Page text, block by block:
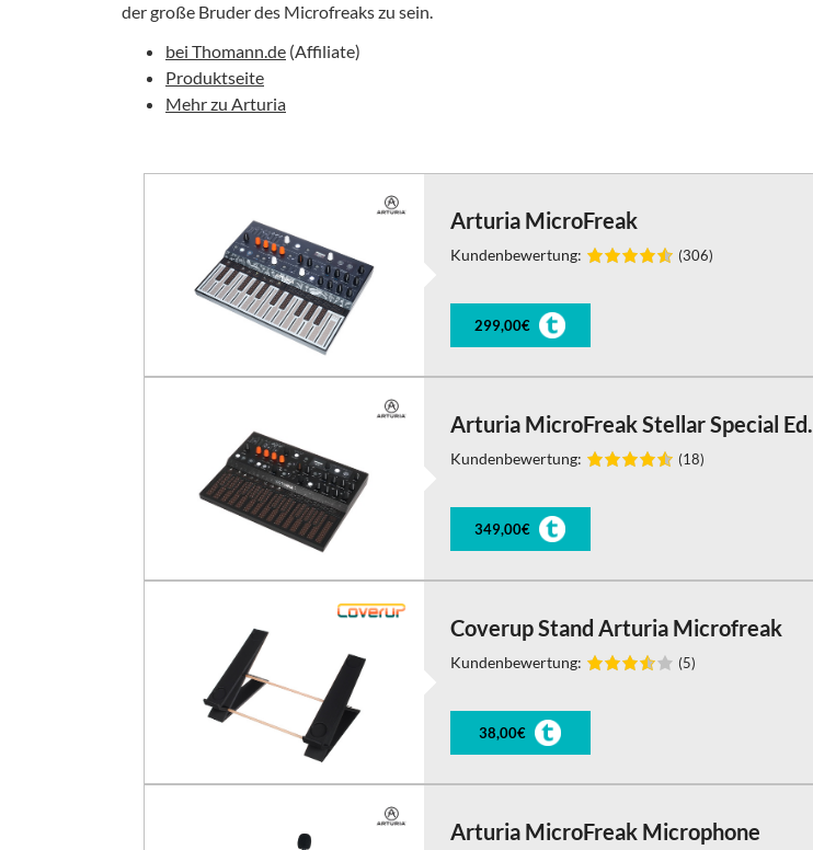
der große Bruder des Microfreaks zu sein.
bei Thomann.de (Affiliate)
Produktseite
Mehr zu Arturia
Arturia MicroFreak
Kundenbewertung: (306)
299,00€
Arturia MicroFreak Stellar Special Ed.
Kundenbewertung: (18)
349,00€
Coverup Stand Arturia Microfreak
Kundenbewertung: (5)
38,00€
Arturia MicroFreak Microphone